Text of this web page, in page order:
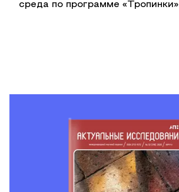
среда по программе «Тропинки»